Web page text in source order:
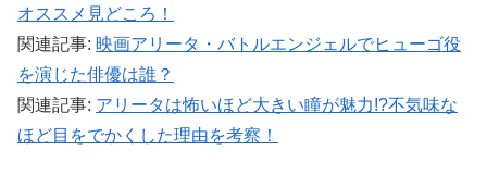
オススメ見どころ！
関連記事: 映画アリータ・バトルエンジェルでヒューゴ役
を演じた俳優は誰？
関連記事: アリータは怖いほど大きい瞳が魅力!?不気味な
ほど目をでかくした理由を考察！